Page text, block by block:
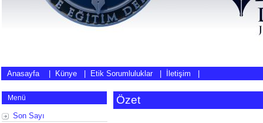
Anasayfa| Künye Etik Sorumluluklar İletişim
Menü
Son Sayı
Özet